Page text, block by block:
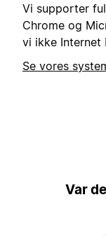
Vi supporter
Chrome og
vi ikke Internet
Se vores
Var